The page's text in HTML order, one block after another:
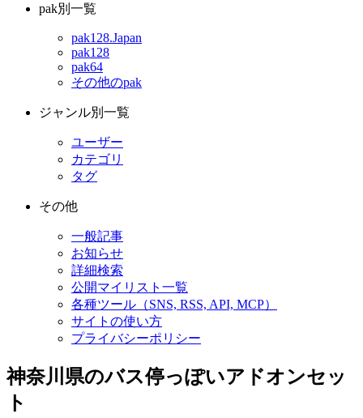
pak別一覧
pak128.Japan
pak128
pak64
その他のpak
ジャンル別一覧
ユーザー
カテゴリ
タグ
その他
一般記事
お知らせ
詳細検索
公開マイリスト一覧
各種ツール（SNS, RSS, API, MCP）
サイトの使い方
プライバシーポリシー
神奈川県のバス停っぽいアドオンセッ
ト